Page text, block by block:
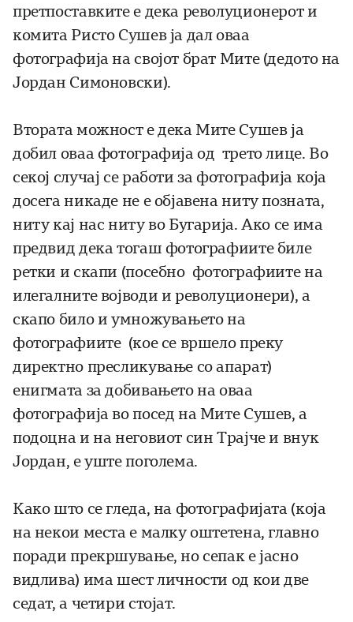
претпоставките е дека револуционерот и
комита Ристо Сушев ја дал оваа
фотографија на својот брат Мите (дедото на
Јордан Симоновски).
Втората можност е дека Мите Сушев ја
добил оваа фотографија од трето лице. Во
секој случај се работи за фотографија која
досега никаде не е објавена ниту позната,
ниту кај нас ниту во Бугарија. Ако се има
предвид дека тогаш фотографиите биле
ретки и скапи (посебно фотографиите на
илегалните војводи и револуционери), а
скапо било и умножувањето на
фотографиите (кое се вршело преку
директно пресликување со апарат)
енигмата за добивањето на оваа
фотографија во посед на Мите Сушев, а
подоцна и на неговиот син Трајче и внук
Јордан, е уште поголема.
Како што се гледа, на фотографијата (која
на некои места е малку оштетена, главно
поради прекршување, но сепак е јасно
видлива) има шест личности од кои две
седат, а четири стојат.